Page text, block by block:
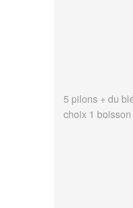
5 pilons + du
choix 1